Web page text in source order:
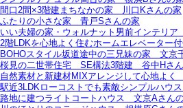
間口2間×3階建まちなかの家＿川口Kさんの家
ふたりの小さな家＿青戸Sさんの家
いい夫婦の家・ウォルナット男前インテリア
2階LDKを心地よく住むホームエレベーター
BOHOスタイル坂道途中の三兄妹の家＿文京
桜見の二世帯住宅＿SE構法3階建＿谷中Hさ
自然素材と新建材MIXアレンジして心地よく
駅近3LDKローコストでも素敵シンプルハウ
路地に建つライトコートハウス＿文京Aさん